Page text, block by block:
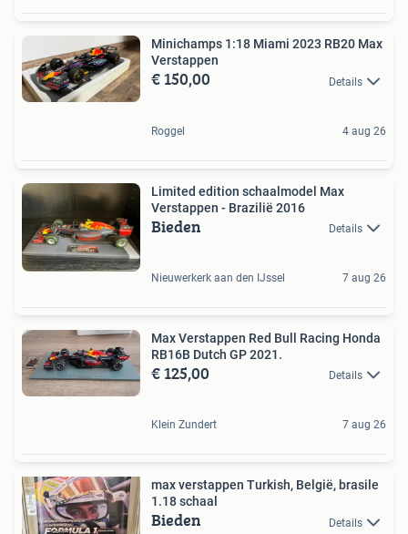
Minichamps 1:18 Miami 2023 RB20 Max
Verstappen
€ 150,00 Details
Roggel 4 aug 26
Limited edition schaalmodel Max
Verstappen - Brazilië 2016
Bieden Details
Nieuwerkerk aan den IJssel 7 aug 26
Max Verstappen Red Bull Racing Honda
RB16B Dutch GP 2021.
€ 125,00 Details
Klein Zundert 7 aug 26
max verstappen Turkish, België, brasile
1.18 schaal
Bieden Details